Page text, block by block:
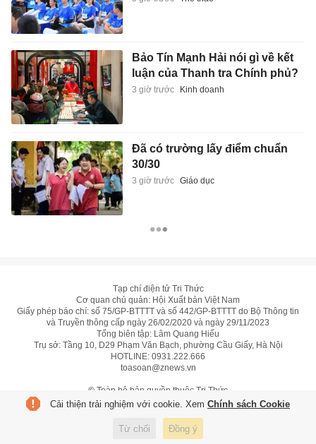
Bảo Tín Mạnh Hải nói gì về kết
luận của Thanh tra Chính phủ?
3 giờ trước Kinh doanh
Đã có trường lấy điểm chuẩn
30/30
3 giờ trước Giáo dục
Tạp chí điện tử Tri Thức
Cơ quan chủ quản: Hội Xuất bản Việt Nam
Giấy phép báo chí: số 75/GP-BTTTT và số 442/GP-BTTTT do Bộ Thông tin
và Truyền thông cấp ngày 26/02/2020 và ngày 29/11/2023
Tổng biên tập: Lâm Quang Hiếu
Trụ sở: Tầng 10, D29 Phạm Văn Bạch, phường Cầu Giấy, Hà Nội
HOTLINE: 0931.222.666
toasoan@znews.vn
© Toàn bộ bản quyền thuộc Tri Thức
Cải thiện trải nghiệm với cookie. Xem Chính sách Cookie
Từ chối Đồng ý